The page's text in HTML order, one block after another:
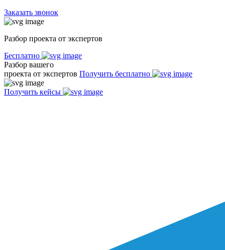
Заказать звонок
Разбор проекта от экспертов
Бесплатно
Разбор вашего
проекта от экспертов Получить бесплатно
Получить кейсы